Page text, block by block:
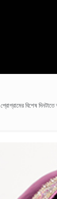
প্রোগ্রামের বিশেষ